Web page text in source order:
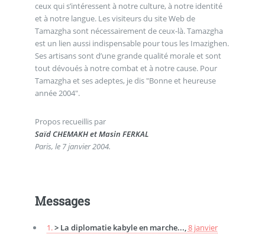
ceux qui s’intéressent à notre culture, à notre identité
et à notre langue. Les visiteurs du site Web de
Tamazgha sont nécessairement de ceux-là. Tamazgha
est un lien aussi indispensable pour tous les Imazighen.
Ses artisans sont d’une grande qualité morale et sont
tout dévoués à notre combat et à notre cause. Pour
Tamazgha et ses adeptes, je dis "Bonne et heureuse
année 2004".
Propos recueillis par
Saïd CHEMAKH et Masin FERKAL
Paris, le 7 janvier 2004.
Messages
1.> La diplomatie kabyle en marche...,8 janvier